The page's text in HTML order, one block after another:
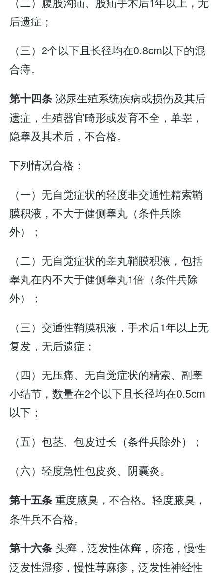
后遗症；
（三）2个以下且长径均在0.8cm以下的混
合痔。
第十四条泌尿生殖系统疾病或损伤及其后
遗症，生殖器官畸形或发育不全，单睾，
隐睾及其术后，不合格。
下列情况合格：
（一）无自觉症状的轻度非交通性精索鞘
膜积液，不大于健侧睾丸（条件兵除
外）；
（二）无自觉症状的睾丸鞘膜积液，包括
睾丸在内不大于健侧睾丸1倍（条件兵除
外）；
（三）交通性鞘膜积液，手术后1年以上无
复发，无后遗症；
（四）无压痛、无自觉症状的精索、副睾
小结节，数量在2个以下且长径均在0.5cm
以下；
（五）包茎、包皮过长（条件兵除外）；
（六）轻度急性包皮炎、阴囊炎。
第十五条重度腋臭，不合格。轻度腋臭，
条件兵不合格。
第十六条 头癣，泛发性体癣，疥疮，慢性
泛发性湿疹，慢性荨麻疹，泛发性神经性